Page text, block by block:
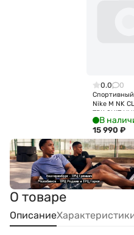
0.0 0
Nike M NK
TRK SUIT
В
15 990 ₽
О товаре
Описание